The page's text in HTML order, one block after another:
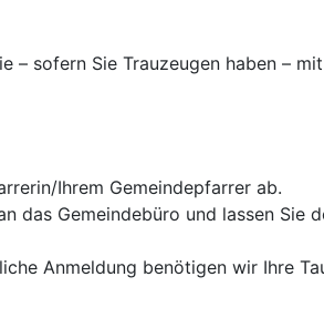
sofern Sie Trauzeugen haben –
Ihrem Gemeindepfarrer ab.
das Gemeindebüro und lassen Sie
Anmeldung benötigen wir Ihre